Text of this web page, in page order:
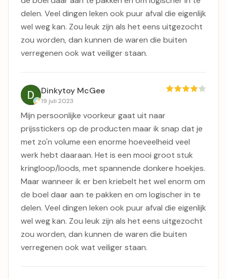
delen. Veel dingen leken ook puur afval die eigenlijk
wel weg kan. Zou leuk zijn als het eens uitgezocht
zou worden, dan kunnen de waren die buiten
verregenen ook wat veiliger staan.
Dinkytoy McGee
19 juli 2023
Mijn persoonlijke voorkeur gaat uit naar
prijsstickers op de producten maar ik snap dat je
met zo'n volume een enorme hoeveelheid veel
werk hebt daaraan. Het is een mooi groot stuk
kringloop/loods, met spannende donkere hoekjes.
Maar wanneer ik er ben kriebelt het wel enorm om
de boel daar aan te pakken en om logischer in te
delen. Veel dingen leken ook puur afval die eigenlijk
wel weg kan. Zou leuk zijn als het eens uitgezocht
zou worden, dan kunnen de waren die buiten
verregenen ook wat veiliger staan.